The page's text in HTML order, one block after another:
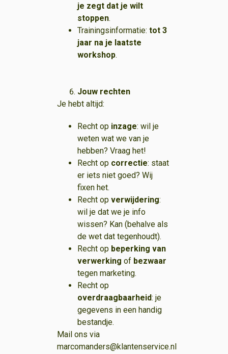
je zegt dat je wilt
stoppen.
Trainingsinformatie: tot 3
jaar na je laatste
workshop.
Jouw rechten
Je hebt altijd:
Recht op inzage: wil je
weten wat we van je
hebben? Vraag het!
Recht op correctie: staat
er iets niet goed? Wij
fixen het.
Recht op verwijdering:
wil je dat we je info
wissen? Kan (behalve als
de wet dat tegenhoudt).
Recht op beperking van
verwerking of bezwaar
tegen marketing.
Recht op
overdraagbaarheid: je
gegevens in een handig
bestandje.
Mail ons via
marcomanders@klantenservice.nl